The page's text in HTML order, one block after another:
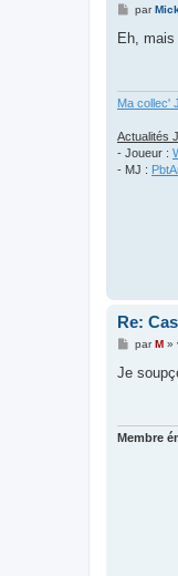
M
s
par
Eh,
Ma collec'
Actualités
- Joueur :
- MJ :
Re:
M
s
parM»
Je
Membre